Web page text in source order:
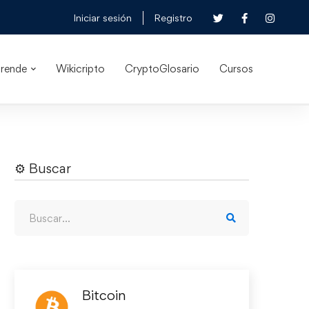
Iniciar sesión Registro
Wikicripto CryptoGlosario Cursos
⚙︎ Buscar
Bitcoin